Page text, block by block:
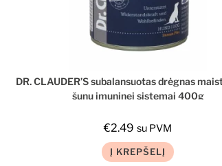
DR. CLAUDER’S subalansuotas drėgnas
šunų imuninei sistemai 400g
€2.49 su PVM
Į KREPŠELĮ